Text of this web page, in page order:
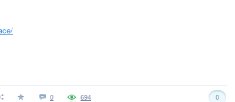
0 0
694